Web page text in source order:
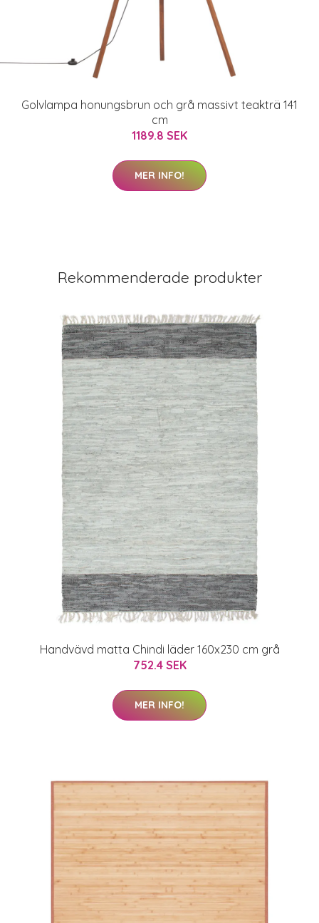
Golvlampa honungsbrun och grå massivt teakträ 141
cm
1189.8 SEK
MER INFO!
Rekommenderade produkter
Handvävd matta Chindi läder 160x230 cm grå
752.4 SEK
MER INFO!